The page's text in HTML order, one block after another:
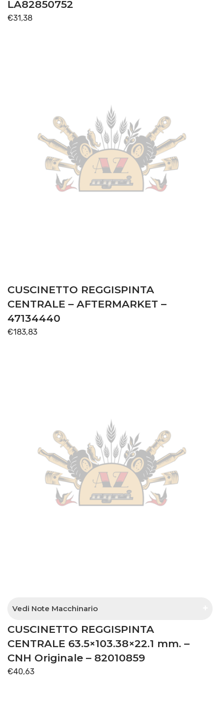
LA82850752
€31,38
CUSCINETTO REGGISPINTA
CENTRALE – AFTERMARKET –
47134440
€183,83
Vedi Note Macchinario
trasmissione meccanica
CUSCINETTO REGGISPINTA
CENTRALE 63.5×103.38×22.1 mm. –
CNH Originale – 82010859
€40,63